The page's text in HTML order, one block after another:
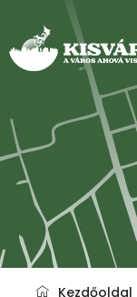
Kezdőoldal